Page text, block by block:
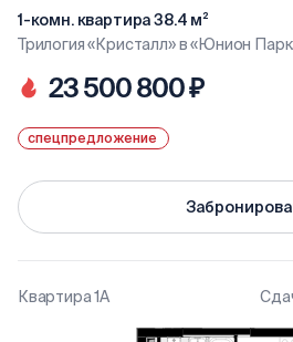
1-комн. квартира 38.4 м²
Трилогия «Кристалл» в «Юнион
23 500 800 ₽
спецпредложение
Квартира 1А